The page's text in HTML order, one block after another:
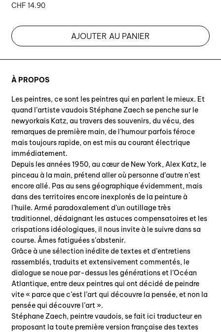
À PROPOS
Les peintres, ce sont les peintres qui en parlent le mieux. Et
quand l’artiste vaudois Stéphane Zaech se penche sur le
newyorkais Katz, au travers des souvenirs, du vécu, des
remarques de première main, de l’humour parfois féroce
mais toujours rapide, on est mis au courant électrique
immédiatement.
Depuis les années 1950, au cœur de New York, Alex Katz, le
pinceau à la main, prétend aller où personne d’autre n’est
encore allé. Pas au sens géographique évidemment, mais
dans des territoires encore inexplorés de la peinture à
l’huile. Armé paradoxalement d’un outillage très
traditionnel, dédaignant les astuces compensatoires et les
crispations idéologiques, il nous invite à le suivre dans sa
course. Âmes fatiguées s’abstenir.
Grâce à une sélection inédite de textes et d’entretiens
rassemblés, traduits et extensivement commentés, le
dialogue se noue par-dessus les générations et l’Océan
Atlantique, entre deux peintres qui ont décidé de peindre
vite « parce que c’est l’art qui découvre la pensée, et non la
pensée qui découvre l’art ».
Stéphane Zaech, peintre vaudois, se fait ici traducteur en
proposant la toute première version française des textes
CHF 14.90
AJOUTER AU PANIER